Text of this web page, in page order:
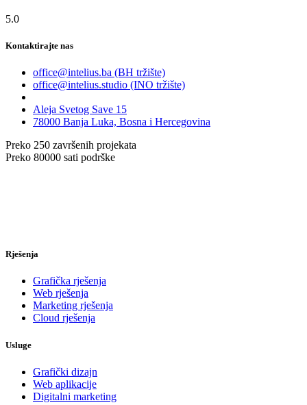
5.0
Kontaktirajte nas
office@intelius.ba (BH tržište)
office@intelius.studio (INO tržište)
Aleja Svetog Save 15
78000 Banja Luka, Bosna i Hercegovina
Preko 250 završenih projekata
Preko 80000 sati podrške
Rješenja
Grafička rješenja
Web rješenja
Marketing rješenja
Cloud rješenja
Usluge
Grafički dizajn
Web aplikacije
Digitalni marketing